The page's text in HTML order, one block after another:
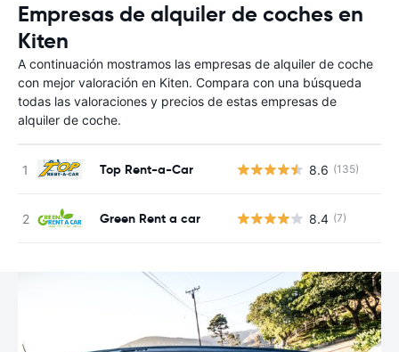
Empresas de alquiler de coches en
Kiten
A continuación mostramos las empresas de alquiler de coche
con mejor valoración en Kiten. Compara con una búsqueda
todas las valoraciones y precios de estas empresas de
alquiler de coche.
Top Rent-a-Car 8.6 (135)
Green Rent a car 8.4 (7)